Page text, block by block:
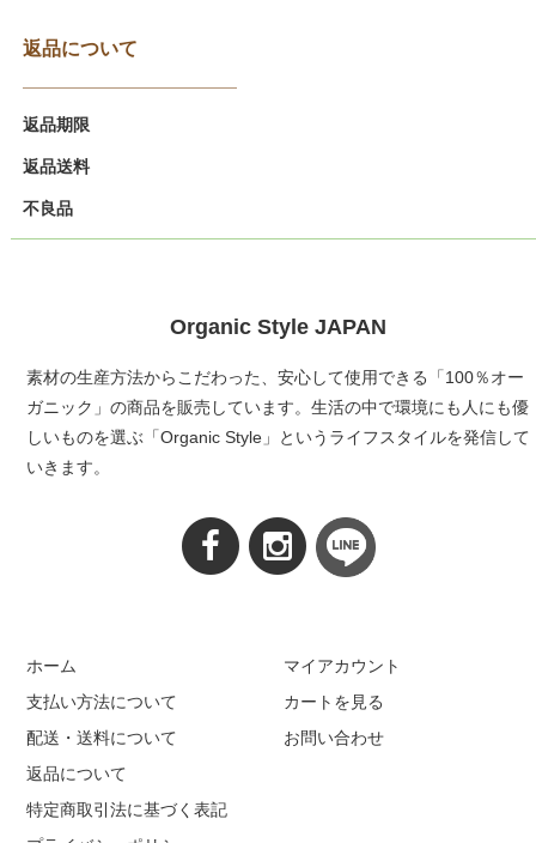
返品について
返品期限
返品送料
不良品
Organic Style JAPAN
素材の生産方法からこだわった、安心して使用できる「100％オー
ガニック」の商品を販売しています。生活の中で環境にも人にも優
しいものを選ぶ「Organic Style」というライフスタイルを発信して
いきます。
ホーム
支払い方法について
配送・送料について
返品について
特定商取引法に基づく表記
マイアカウント
カートを見る
お問い合わせ